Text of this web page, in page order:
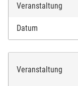
Veranstaltung
Datum
Veranstaltung